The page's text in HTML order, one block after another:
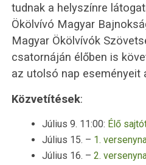
tudnak a helyszínre
Ökölvívó Magyar
Magyar Ökölvívók
csatornáján élőben is
az utolsó nap eseményeit
Közvetítések:
Július 9. 11:00: Élő
Július 15. – 1.
Július 16. – 2.